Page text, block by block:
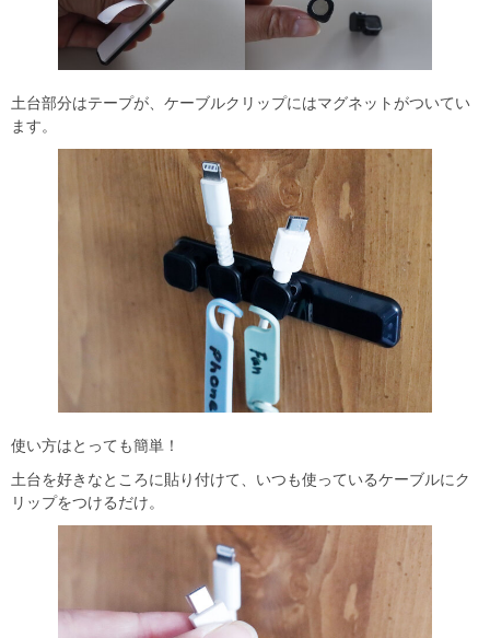
土台部分はテープが、ケーブルクリップにはマグネットがついてい
ます。
使い方はとっても簡単！
土台を好きなところに貼り付けて、いつも使っているケーブルにク
リップをつけるだけ。